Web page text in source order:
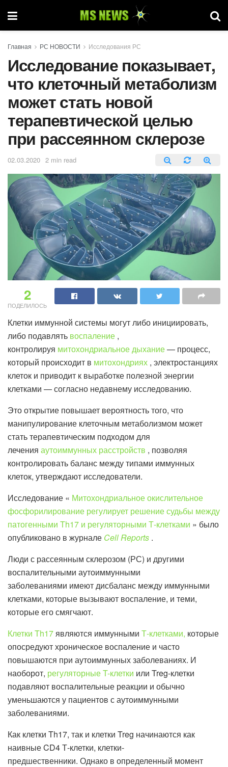
Главная РС НОВОСТИ Исследования РС
Исследование показывает,
что клеточный метаболизм
может стать новой
терапевтической целью
при рассеянном склерозе
02.03.2020 2 min read
2
ПОДЕЛИЛОСЬ
Клетки иммунной системы могут либо инициировать,
либо подавлять воспаление ,
контролируя митохондриальное дыхание— процесс,
который происходит в митохондриях , электростанциях
клеток и приводит к выработке полезной энергии
клетками — согласно недавнему исследованию.
Это открытие повышает вероятность того, что
манипулирование клеточным метаболизмом может
стать терапевтическим подходом для
лечения аутоиммунных расстройств , позволяя
контролировать баланс между типами иммунных
клеток, утверждают исследователи.
Исследование « Митохондриальное окислительное
фосфорилирование регулирует решение судьбы между
патогенными Th17 и регуляторными Т-клетками » было
опубликовано в журнале Cell Reports .
Люди с рассеянным склерозом (РС) и другими
воспалительными аутоиммунными
заболеваниями имеют дисбаланс между иммунными
клетками, которые вызывают воспаление, и теми,
которые его смягчают.
Клетки Th17являются иммунными Т-клетками, которые
опосредуют хроническое воспаление и часто
повышаются при аутоиммунных заболеваниях. И
наоборот, регуляторные T-клетки или Treg-клетки
подавляют воспалительные реакции и обычно
уменьшаются у пациентов с аутоиммунными
заболеваниями.
Как клетки Th17, так и клетки Treg начинаются как
наивные CD4 Т-клетки, клетки-
предшественники. Однако в определенный момент